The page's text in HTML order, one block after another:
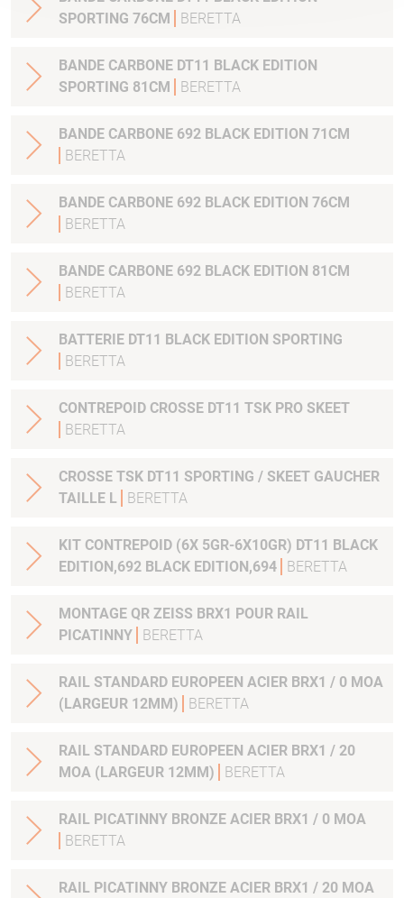
SPORTING 76CM
BERETTA
BANDE CARBONE DT11 BLACK EDITION
SPORTING 81CM
BERETTA
BANDE CARBONE 692 BLACK EDITION 71CM
BERETTA
BANDE CARBONE 692 BLACK EDITION 76CM
BERETTA
BANDE CARBONE 692 BLACK EDITION 81CM
BERETTA
BATTERIE DT11 BLACK EDITION SPORTING
BERETTA
CONTREPOID CROSSE DT11 TSK PRO SKEET
BERETTA
CROSSE TSK DT11 SPORTING / SKEET GAUCHER
TAILLE L
BERETTA
KIT CONTREPOID (6X 5GR-6X10GR) DT11 BLACK
EDITION,692 BLACK EDITION,694
BERETTA
MONTAGE QR ZEISS BRX1 POUR RAIL
PICATINNY
BERETTA
RAIL STANDARD EUROPEEN ACIER BRX1 / 0 MOA
(LARGEUR 12MM)
BERETTA
RAIL STANDARD EUROPEEN ACIER BRX1 / 20
MOA (LARGEUR 12MM)
BERETTA
RAIL PICATINNY BRONZE ACIER BRX1 / 0 MOA
BERETTA
RAIL PICATINNY BRONZE ACIER BRX1 / 20 MOA